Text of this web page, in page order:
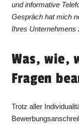
und informative
Gespräch hat mich
Ihres Unternehmens
Was, wie,
Fragen
Trotz aller